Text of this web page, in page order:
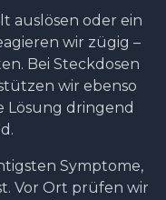
auslösen oder ein
wir zügig –
Bei Steckdosen
wir ebenso
Lösung dringend
Symptome,
Vor Ort prüfen wir